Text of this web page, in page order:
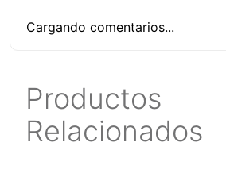
Cargando comentarios...
Productos
Relacionados